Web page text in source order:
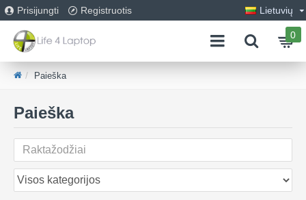
Prisijungti Registruotis Lietuvių
0
Paieška
Paieška